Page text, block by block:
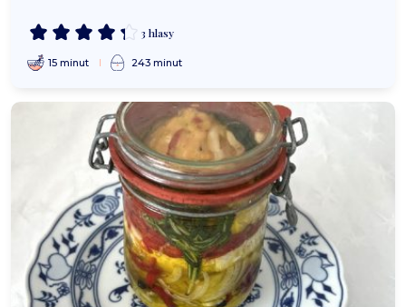
3 hlasy
15 minut 243 minut